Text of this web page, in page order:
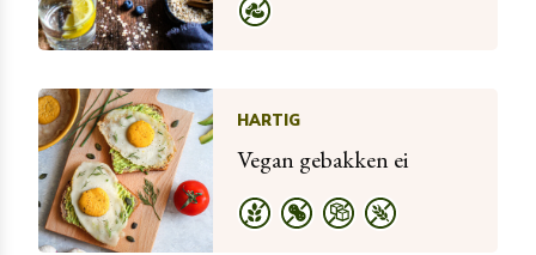
HARTIG
Vegan gebakken ei